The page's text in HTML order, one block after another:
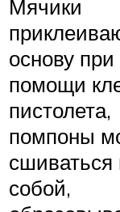
Мячики
основу при
помощи
пистолета,
помпоны
собой,